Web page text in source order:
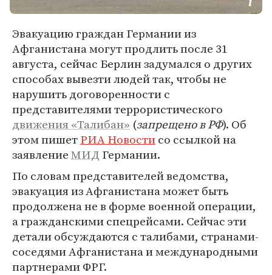
Эвакуацию граждан Германии из
Афганистана могут продлить после 31
августа, сейчас Берлин задумался о других
способах вывезти людей так, чтобы не
нарушить договоренности с
представителями террористического
движения «Талибан» (запрещено в РФ). Об
этом пишетРИА Новостисо ссылкой на
заявлениеМИД Германии.
По словам представителей ведомства,
эвакуация из Афганистана может быть
продолжена не в форме военной операции,
а гражданскими спецрейсами. Сейчас эти
детали обсуждаются с талибами, странами-
соседями Афганистана и международными
партнерами ФРГ.